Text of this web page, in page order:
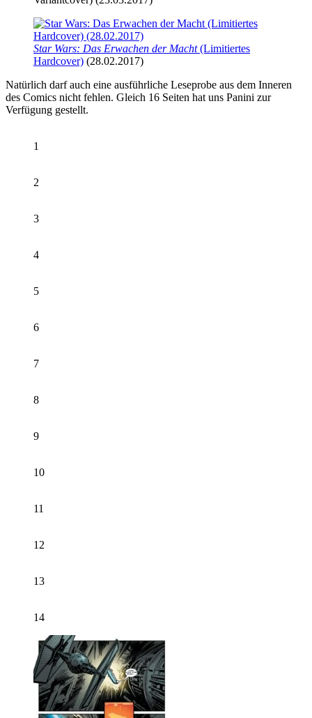
Star Wars: Das Erwachen der Macht(Limitiertes
Hardcover) (28.02.2017)
Natürlich darf auch eine ausführliche Leseprobe aus dem Inneren
des Comics nicht fehlen. Gleich 16 Seiten hat uns Panini zur
Verfügung gestellt.
1
2
3
4
5
6
7
8
9
10
11
12
13
14